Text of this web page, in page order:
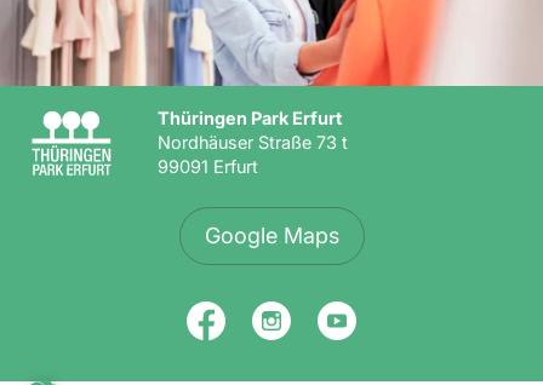
Thüringen Park Erfurt
Nordhäuser Straße 73 t
99091 Erfurt
Google Maps